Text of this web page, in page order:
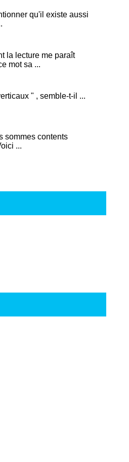
qu'il existe aussi
la lecture me paraît
mot sa ...
" , semble-t-il ...
sommes contents
...